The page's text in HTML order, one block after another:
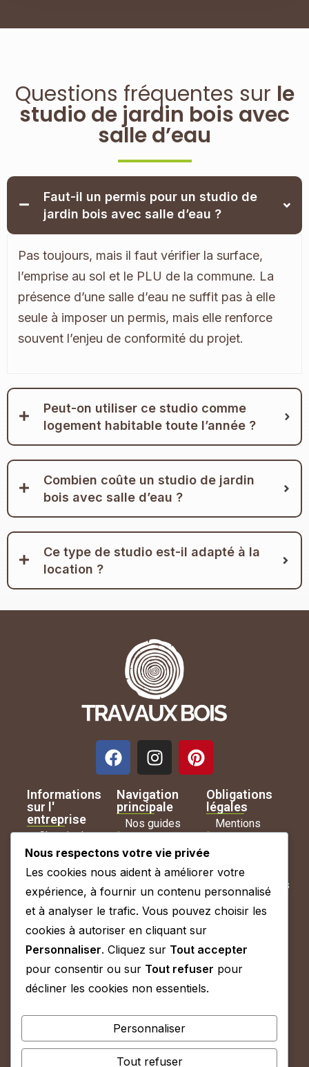
Questions fréquentes sur le
studio de jardin bois avec
salle d’eau
Faut-il un permis pour un studio de
jardin bois avec salle d’eau ?
Pas toujours, mais il faut vérifier la surface,
l’emprise au sol et le PLU de la commune. La
présence d’une salle d’eau ne suffit pas à elle
seule à imposer un permis, mais elle renforce
souvent l’enjeu de conformité du projet.
Peut-on utiliser ce studio comme
logement habitable toute l’année ?
Combien coûte un studio de jardin
bois avec salle d’eau ?
Ce type de studio est-il adapté à la
location ?
Informations
sur l'
entreprise
Chemin des
Baudries,
85230 Saint-
Urbain
02 59 16 22
87
18h00
Nous
Navigation
principale
Nos guides
Conseils
d'experts
À propos
Simulateur
Demande de
Devis
Obligations
légales
Mentions
Politique de
confidentialités
Politique de
Conditions
générales
Nous respectons votre vie privée
Les cookies nous aident à améliorer votre
expérience, à fournir un contenu personnalisé
et à analyser le trafic. Vous pouvez choisir les
cookies à autoriser en cliquant sur
Personnaliser. Cliquez sur Tout accepter
pour consentir ou sur Tout refuser pour
décliner les cookies non essentiels.
Personnaliser
Tout refuser